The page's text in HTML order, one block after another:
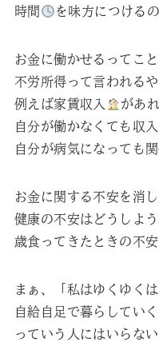
時間
を味方につける
お金に働かせるってこと
不労所得って言われるや
例えば家賃収入
があれ
自分が働かなくても収入
自分が病気になっても
お金に関する不安を消し
健康の不安はどうしよう
歳食ってきたときの不安
まぁ、「私はゆくゆくは
自給自足で暮らしていく
っていう人にはいらな